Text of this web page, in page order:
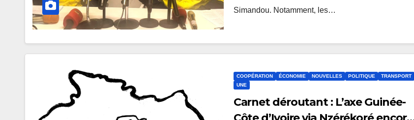
Simandou. Notamment, les…
COOPÉRATION ÉCONOMIE NOUVELLES POLITIQUE
TRANSPORT
UNE
Carnet déroutant : L’axe Guinée-